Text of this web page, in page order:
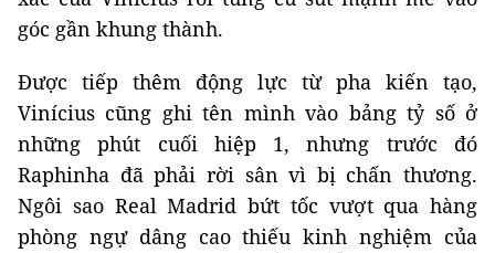
góc gần khung thành.
Được tiếp thêm động lực từ pha kiến ​​tạo,
Vinícius cũng ghi tên mình vào bảng tỷ số ở
những phút cuối hiệp 1, nhưng trước đó
Raphinha đã phải rời sân vì bị chấn thương.
Ngôi sao Real Madrid bứt tốc vượt qua hàng
phòng ngự dâng cao thiếu kinh nghiệm của